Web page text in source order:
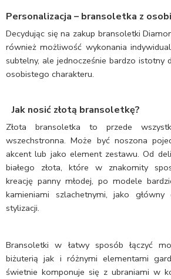
Personalizacja – bransoletka z
Decydując się na zakup bransoletki
również możliwość wykonania
subtelny, ale jednocześnie bardzo istotny
osobistego charakteru.
Jak nosić złotą bransoletkę?
Złota bransoletka to przede
wszechstronna. Może być noszona
akcent lub jako element zestawu. Od
białego złota, które w znakomity
kreację panny młodej, po modele
kamieniami szlachetnymi, jako
stylizacji.
Bransoletki w łatwy sposób łączyć
biżuterią jak i różnymi elementami
świetnie komponuje się z ubraniami w